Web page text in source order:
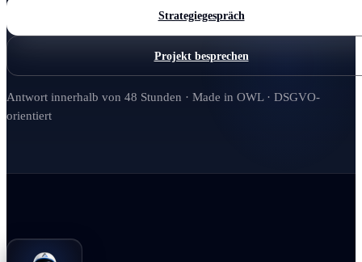
Strategiegespräch
Projekt besprechen
Antwort innerhalb von 48 Stunden · Made in OWL · DSGVO-
orientiert